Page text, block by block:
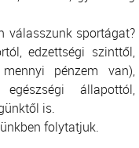
válasszunk sportágat?
edzettségi szinttől,
pénzem van),
állapottól,
is.
folytatjuk.